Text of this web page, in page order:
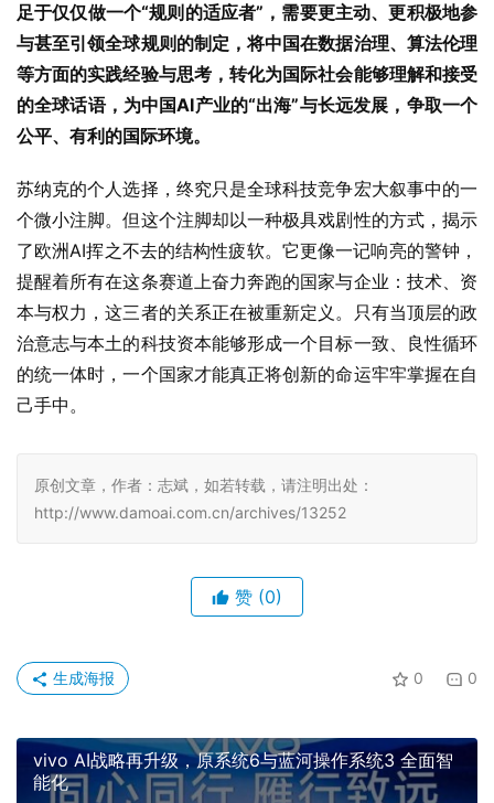
足于仅仅做一个“规则的适应者”，需要更主动、更积极地参
与甚至引领全球规则的制定，将中国在数据治理、算法伦理
等方面的实践经验与思考，转化为国际社会能够理解和接受
的全球话语，为中国AI产业的“出海”与长远发展，争取一个
公平、有利的国际环境。
苏纳克的个人选择，终究只是全球科技竞争宏大叙事中的一
个微小注脚。但这个注脚却以一种极具戏剧性的方式，揭示
了欧洲AI挥之不去的结构性疲软。它更像一记响亮的警钟，
提醒着所有在这条赛道上奋力奔跑的国家与企业：技术、资
本与权力，这三者的关系正在被重新定义。只有当顶层的政
治意志与本土的科技资本能够形成一个目标一致、良性循环
的统一体时，一个国家才能真正将创新的命运牢牢掌握在自
己手中。
原创文章，作者：志斌，如若转载，请注明出处：
http://www.damoai.com.cn/archives/13252
赞 (0)
0 0
生成海报
vivo AI战略再升级，原系统6与蓝河操作系统3 全面智
能化